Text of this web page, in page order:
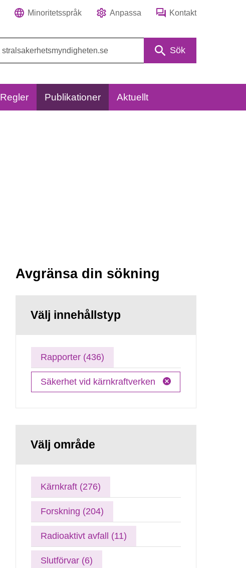
Minoritetsspråk Anpassa Kontakt
Sök
Regler Publikationer Aktuellt
Avgränsa din sökning
Välj innehållstyp
Rapporter (436)
Säkerhet vid kärnkraftverken
Välj område
Kärnkraft (276)
Forskning (204)
Radioaktivt avfall (11)
Slutförvar (6)